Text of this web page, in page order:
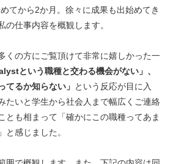
てから2か月。徐々に成果も出始めてき
の仕事内容を概観します。
くの方にご覧頂けて非常に嬉しかった一
という職種と交わる機会がない」、
てるか知らない」 という反応が目に入
たいと学生から社会人まで幅広くご連絡
とも相まって「確かにこの職種ってあま
と感じました。